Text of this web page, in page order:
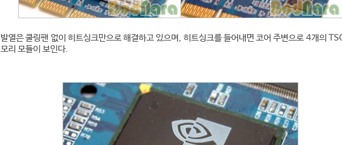
발열은 쿨링팬 없이 히트싱크만으로 해결하고 있으며, 히트싱크를 들어내면 코어 주변으로 4개의
모리 모듈이 보인다.